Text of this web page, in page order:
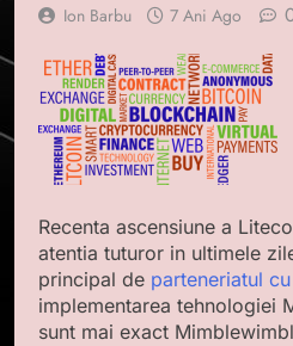
Ion Barbu 7 Ani Ago
Recenta ascensiune a
atentia tuturor in ultimele
principal de parteneriatul
implementarea tehnologiei
sunt mai exact